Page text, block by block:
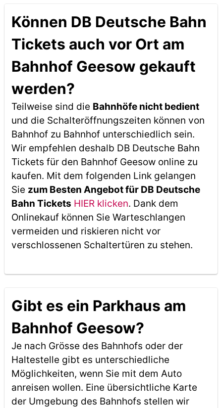
Können DB Deutsche Bahn
Tickets auch vor Ort am
Bahnhof Geesow gekauft
werden?
Teilweise sind die Bahnhöfe nicht bedient
und die Schalteröffnungszeiten können von
Bahnhof zu Bahnhof unterschiedlich sein.
Wir empfehlen deshalb DB Deutsche Bahn
Tickets für den Bahnhof Geesow online zu
kaufen. Mit dem folgenden Link gelangen
Sie zum Besten Angebot für DB Deutsche
Bahn Tickets HIER klicken. Dank dem
Onlinekauf können Sie Warteschlangen
vermeiden und riskieren nicht vor
verschlossenen Schaltertüren zu stehen.
Gibt es ein Parkhaus am
Bahnhof Geesow?
Je nach Grösse des Bahnhofs oder der
Haltestelle gibt es unterschiedliche
Möglichkeiten, wenn Sie mit dem Auto
anreisen wollen. Eine übersichtliche Karte
der Umgebung des Bahnhofs stellen wir